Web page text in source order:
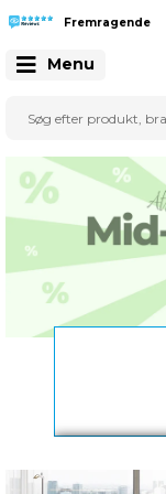
Fremragende
Menu